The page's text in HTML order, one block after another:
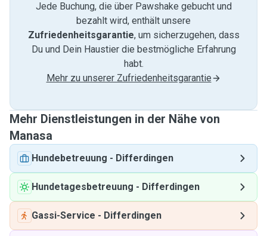
Jede Buchung, die über Pawshake gebucht und
bezahlt wird, enthält unsere
Zufriedenheitsgarantie, um sicherzugehen, dass
Du und Dein Haustier die bestmögliche Erfahrung
habt.
Mehr zu unserer Zufriedenheitsgarantie
Mehr Dienstleistungen in der Nähe von
Manasa
Hundebetreuung - Differdingen
Hundetagesbetreuung - Differdingen
Gassi-Service - Differdingen